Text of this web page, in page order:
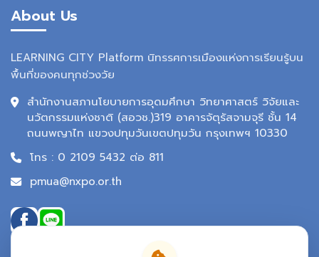
About Us
LEARNING CITY Platform นิทรรศการเมืองแห่งการเรียนรู้บน
พื้นที่ของคนทุกช่วงวัย
สำนักงานสภานโยบายการอุดมศึกษา วิทยาศาสตร์ วิจัยและ
นวัตกรรมแห่งชาติ (สอวช.)319 อาคารจัตุรัสจามจุรี ชั้น 14
ถนนพญาไท แขวงปทุมวันเขตปทุมวัน กรุงเทพฯ 10330
โทร : 0 2109 5432 ต่อ 811
pmua@nxpo.or.th